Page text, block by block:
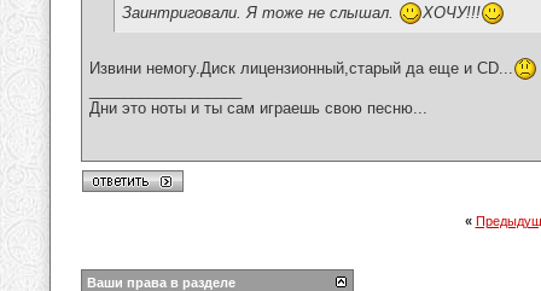
Заинтриговали. Я тоже не слышал.
ХОЧУ!!!
Извини немогу.Диск лицензионный,старый да еще и CD...
Дни это ноты и ты сам играешь свою песню...
«
Ваши права в разделе